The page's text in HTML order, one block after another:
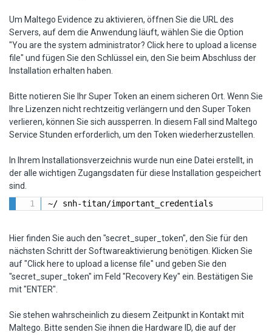
Um Maltego Evidence zu aktivieren, öffnen Sie die URL des
Servers, auf dem die Anwendung läuft, wählen Sie die Option
"You are the system administrator? Click here to upload a license
file" und fügen Sie den Schlüssel ein, den Sie beim Abschluss der
Installation erhalten haben.
Bitte notieren Sie Ihr Super Token an einem sicheren Ort. Wenn Sie
Ihre Lizenzen nicht rechtzeitig verlängern und den Super Token
verlieren, können Sie sich aussperren. In diesem Fall sind Maltego
Service Stunden erforderlich, um den Token wiederherzustellen.
In Ihrem Installationsverzeichnis wurde nun eine Datei erstellt, in
der alle wichtigen Zugangsdaten für diese Installation gespeichert
sind.
~/ snh-titan/important_credentials
Hier finden Sie auch den "secret_super_token", den Sie für den
nächsten Schritt der Softwareaktivierung benötigen. Klicken Sie
auf "Click here to upload a license file" und geben Sie den
"secret_super_token" im Feld "Recovery Key" ein. Bestätigen Sie
mit "ENTER".
Sie stehen wahrscheinlich zu diesem Zeitpunkt in Kontakt mit
Maltego. Bitte senden Sie ihnen die Hardware ID, die auf der